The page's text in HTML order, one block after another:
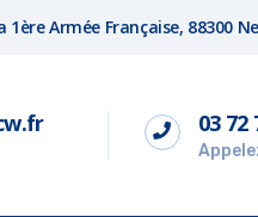
1ère Armée Française, 88300
03 72